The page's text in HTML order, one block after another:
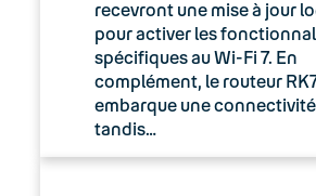
Keyyo Connect
Keyyo Visio
recevront une mise à jour
pour activer les
spécifiques au Wi-Fi 7. En
complément, le routeur
embarque une
tandis…